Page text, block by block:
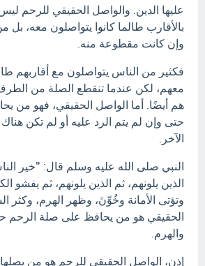
عليها الدين. والواصل الحقيقي للرحم
بالأقارب طالما كانوا يتواصلون معه،
وإن كانت مقطوعة منه.
فكثير من الناس يتواصلون مع أقاربهم
معهم، لكن عندما تنقطع الصلة من
هم أيضًا. أما الواصل الحقيقي، فهو من
حتى وإن لم يتم الرد عليه أو لم تكن
الآخر.
النبي صلى الله عليه وسلم قال: "خير
الذين يلونهم، ثم الذين يلونهم، ثم يفشو
وتؤتى الأمانة وخُوِّنَ، وظهر الهرم، وكثر
الحقيقي هو من يحافظ على صلة الرحم
والهرم.
إذن، الواصل الحقيقي للرحم هو من